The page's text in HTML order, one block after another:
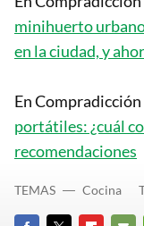
minihuerto
en la ciudad, y
En Compradicción
portátiles: ¿cuál
recomendaciones
TEMAS Cocina